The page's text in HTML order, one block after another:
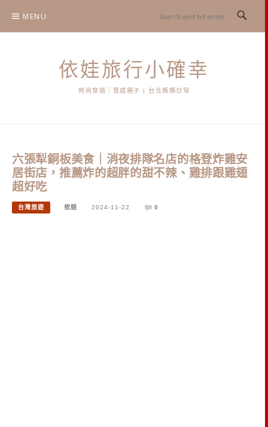
content
MENU
依娃旅行小確幸
時尚穿搭｜質感親子 | 台北媽媽日常
六張犁銅板美食｜消夜排隊名店的格登炸雞安
居街店，推薦炸的超胖的甜不辣、雞排跟雞翅
超好吃
台灣旅遊 依娃 2024-11-22 0